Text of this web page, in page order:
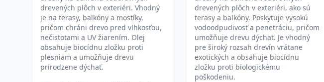
drevených plôch v exteriéri. Vhodný
je na terasy, balkóny a mostíky,
pričom chráni drevo pred vlhkosťou,
nečistotami a UV žiarením. Olej
obsahuje biocídnu zložku proti
plesniam a umožňuje drevu
prirodzene dýchať.
drevených plôch v exteriéri, ako sú
terasy a balkóny. Poskytuje vysokú
vodoodpudivosť a penetráciu, pričom
umožňuje drevu dýchať. Je vhodný
pre široký rozsah drevín vrátane
exotických a obsahuje biocídnu
zložku proti biologickému
poškodeniu.